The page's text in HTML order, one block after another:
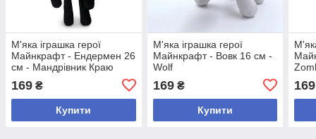
М'яка іграшка герої
Майнкрафт - Ендермен 26
см - Мандрівник Краю
169 ₴
Купити
М'яка іграшка герої
Майнкрафт - Вовк 16 см -
Wolf
169₴
Купити
169